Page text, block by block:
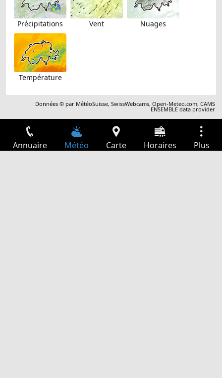
Précipitations Vent Nuages
Température
Données © par MétéoSuisse,SwissWebcams,Open-Meteo.com,CAMS
ENSEMBLE data provider
Annuaire Météo Carte Horaires Plus